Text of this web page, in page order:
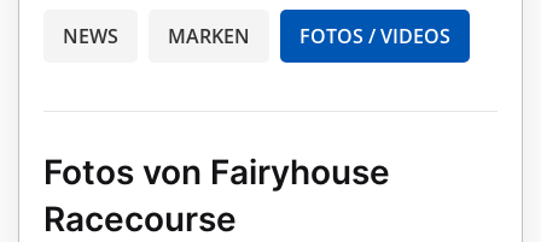
NEWS MARKEN FOTOS / VIDEOS
Fotos von Fairyhouse
Racecourse